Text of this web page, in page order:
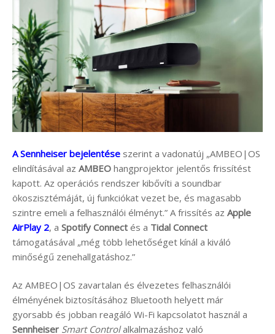
A Sennheiser bejelentése szerint a vadonatúj „AMBEO|OS
elindításával az AMBEO hangprojektor jelentős frissítést
kapott. Az operációs rendszer kibővíti a soundbar
ökoszisztémáját, új funkciókat vezet be, és magasabb
szintre emeli a felhasználói élményt.” A frissítés az Apple
AirPlay 2, a Spotify Connect és a Tidal Connect
támogatásával „még több lehetőséget kínál a kiváló
minőségű zenehallgatáshoz.”
Az AMBEO|OS zavartalan és élvezetes felhasználói
élményének biztosításához Bluetooth helyett már
gyorsabb és jobban reagáló Wi-Fi kapcsolatot használ a
Sennheiser Smart Controlalkalmazáshoz való